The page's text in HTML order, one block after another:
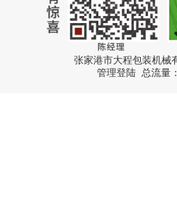
张家港市大程包装机械
管理登陆总流量：